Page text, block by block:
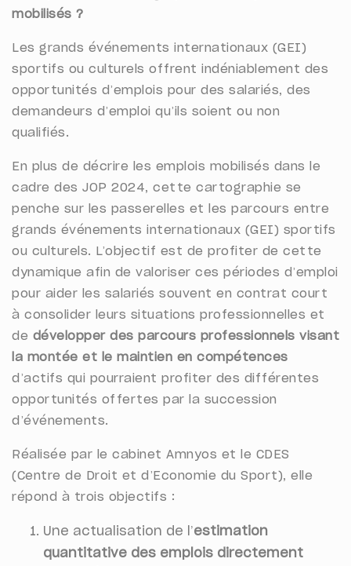
mobilisés ?
Les grands événements internationaux (GEI)
sportifs ou culturels offrent indéniablement des
opportunités d’emplois pour des salariés, des
demandeurs d’emploi qu’ils soient ou non
qualifiés.
En plus de décrire les emplois mobilisés dans le
cadre des JOP 2024, cette cartographie se
penche sur les passerelles et les parcours entre
grands événements internationaux (GEI) sportifs
ou culturels. L’objectif est de profiter de cette
dynamique afin de valoriser ces périodes d’emploi
pour aider les salariés souvent en contrat court
à consolider leurs situations professionnelles et
de développer des parcours professionnels visant
la montée et le maintien en compétences
d’actifs qui pourraient profiter des différentes
opportunités offertes par la succession
d’événements.
Réalisée par le cabinet Amnyos et le CDES
(Centre de Droit et d’Economie du Sport), elle
répond à trois objectifs :
Une actualisation de l’estimation
quantitative des emplois directement